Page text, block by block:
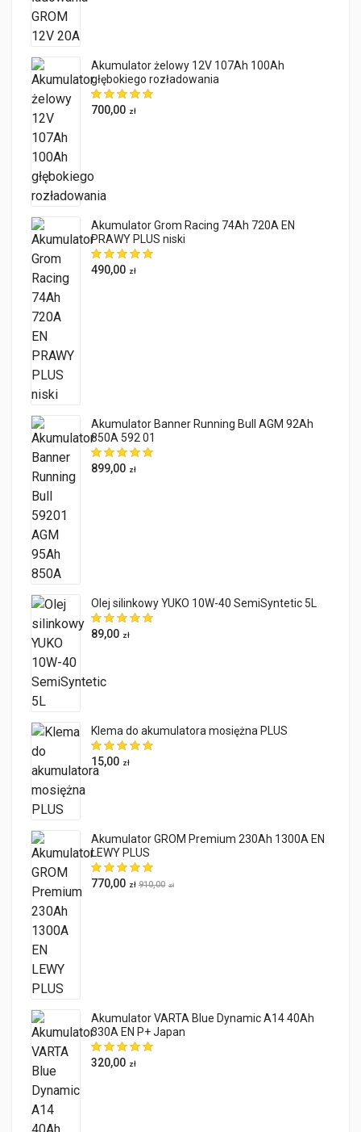
Akumulator żelowy 12V 107Ah 100Ah
głębokiego rozładowania
700,00 zł
Akumulator Grom Racing 74Ah 720A EN
PRAWY PLUS niski
490,00 zł
Akumulator Banner Running Bull AGM 92Ah
850A 592 01
899,00 zł
Olej silinkowy YUKO 10W-40 SemiSyntetic 5L
89,00 zł
Klema do akumulatora mosiężna PLUS
15,00 zł
Akumulator GROM Premium 230Ah 1300A EN
LEWY PLUS
770,00 zł 910,00 zł
Akumulator VARTA Blue Dynamic A14 40Ah
330A EN P+ Japan
320,00 zł